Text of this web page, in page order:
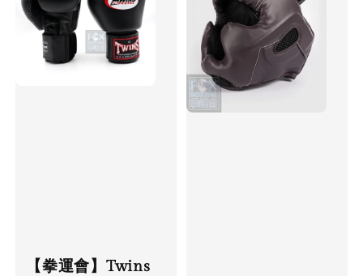
【拳運會】Twins